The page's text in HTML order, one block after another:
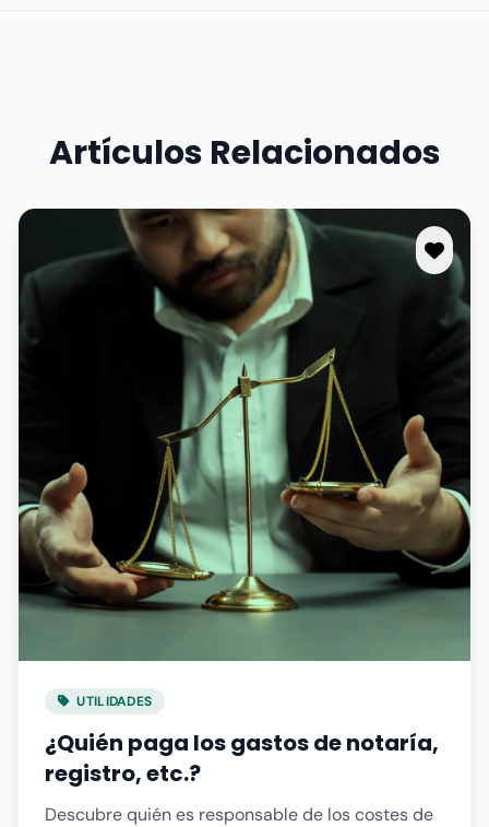
Artículos Relacionados
UTILIDADES
¿Quién paga los gastos de notaría,
registro, etc.?
Descubre quién es responsable de los costes de